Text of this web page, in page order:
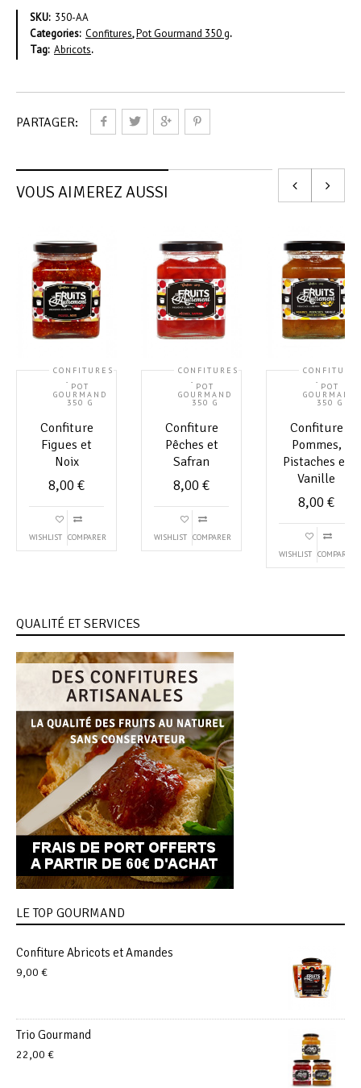
SKU: 350-AA
Categories: Confitures,Pot Gourmand 350 g.
Tag: Abricots.
PARTAGER:
VOUS AIMEREZ AUSSI
CONFITURES
,
POT
GOURMAND
350 G
Confiture
Figues et
Noix
8,00 €
WISHLIST COMPARER
CONFITURES
,
POT
GOURMAND
350 G
Confiture
Pêches et
Safran
8,00 €
WISHLIST COMPARER
,
POT
GOURMAND
350 G
Confiture
Pommes,
Pistaches et
Vanille
8,00 €
WISHLIST COMPARER
QUALITÉ ET SERVICES
LE TOP GOURMAND
Confiture Abricots et Amandes
9,00 €
Trio Gourmand
22,00 €